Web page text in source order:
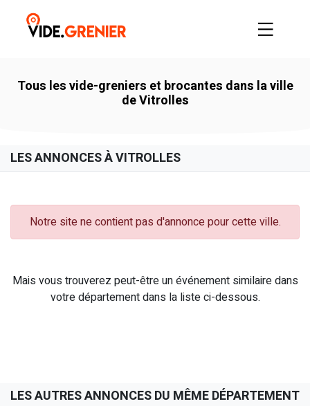
Tous les vide-greniers et brocantes dans la ville
de Vitrolles
LES ANNONCES À VITROLLES
Notre site ne contient pas d'annonce pour cette ville.
Mais vous trouverez peut-être un événement similaire dans
votre département dans la liste ci-dessous.
LES AUTRES ANNONCES DU MÊME DÉPARTEMENT